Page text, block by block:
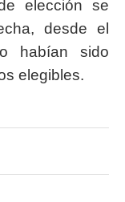
elección se
desde el
habían sido
elegibles.